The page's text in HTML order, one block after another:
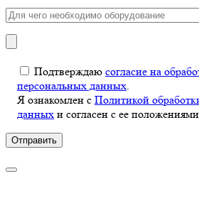
Подтверждаю согласие на
персональных данных.
Я ознакомлен с Политикой
данных и согласен с ее